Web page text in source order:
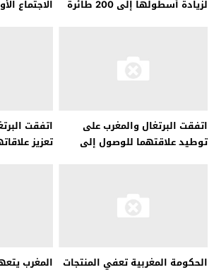
لزيادة أسطولها إلى 200 طائرة
الاجتماع
اتفقت البرتغال والمغرب على
توطيد علاقتهما للوصول إلى
اتفقت
تعزيز
الحكومة المغربية تعفي المنتجات
المغرب